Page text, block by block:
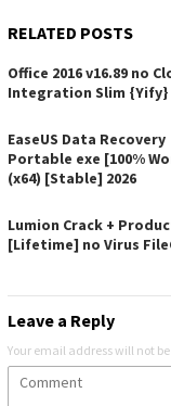
RELATED POSTS
Office 2016 v16.89 no
Integration Slim {Yify}
EaseUS Data Recovery
Portable exe [100%
(x64) [Stable] 2026
Lumion Crack +
[Lifetime] no Virus
Leave a Reply
Your email address will not